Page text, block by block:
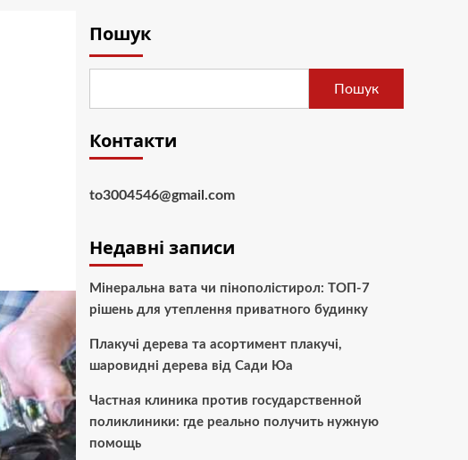
Пошук
Пошук
Контакти
to3004546@gmail.com
Недавні записи
Мінеральна вата чи пінополістирол: ТОП-7
рішень для утеплення приватного будинку
Плакучі дерева та асортимент плакучі,
шаровидні дерева від Сади Юа
Частная клиника против государственной
поликлиники: где реально получить нужную
помощь